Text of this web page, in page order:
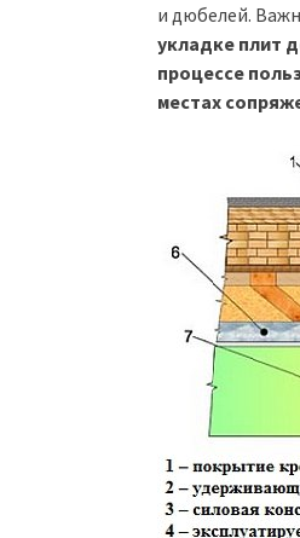
и дюбелей.
укладке плит
процессе
местах